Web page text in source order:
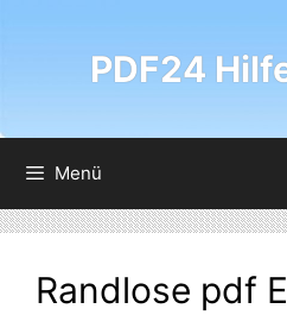
PDF24
Menü
Randlose pdf